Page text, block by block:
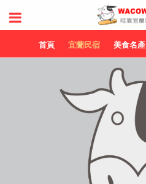
首頁 宜蘭民宿 美食名產